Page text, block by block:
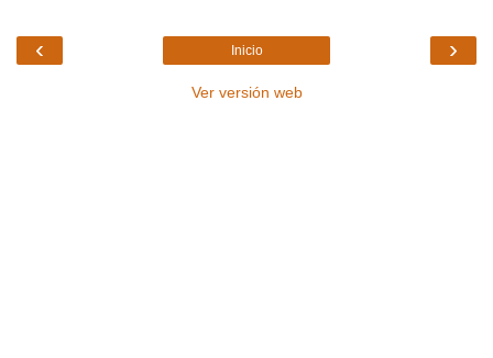
‹ ›
Inicio
Ver versión web